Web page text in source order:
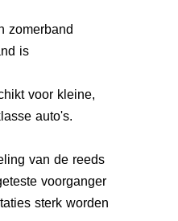
zomerband
is
voor kleine,
auto's.
van de reeds
voorganger
sterk worden